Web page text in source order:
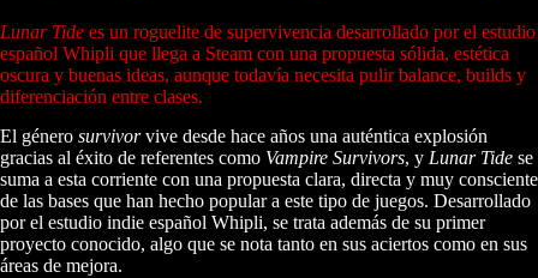
Lunar Tide es un roguelite de supervivencia desarrollado por el estudio
español Whipli que llega a Steam con una propuesta sólida, estética
oscura y buenas ideas, aunque todavía necesita pulir balance, builds y
diferenciación entre clases.
El género survivorvive desde hace años una auténtica explosión
gracias al éxito de referentes como Vampire Survivors, y Lunar Tide se
suma a esta corriente con una propuesta clara, directa y muy consciente
de las bases que han hecho popular a este tipo de juegos. Desarrollado
por el estudio indie español Whipli, se trata además de su primer
proyecto conocido, algo que se nota tanto en sus aciertos como en sus
áreas de mejora.